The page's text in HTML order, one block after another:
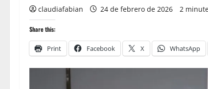
claudiafabian 24 de febrero de 2026 2
Share this:
Print Facebook X WhatsApp